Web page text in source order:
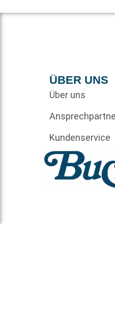
ÜBER UNS
Über uns
Kundenservice